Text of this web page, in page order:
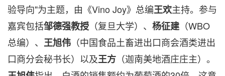
验导向"为主题，由《Vino Joy》总编王欢主持。参与
嘉宾包括邹德强教授 （复旦大学）、 杨征建 （WBO
总编）、 王旭伟 （中国食品土畜进出口商会酒类进出
口商分会秘书长）以及王方 （迦南美地酒庄庄主）。